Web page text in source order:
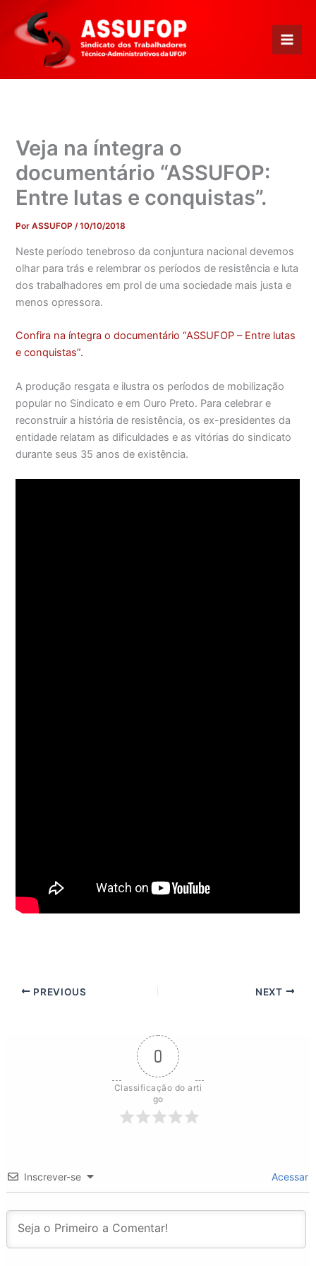
para
conteúdo
Veja na íntegra o
documentário “ASSUFOP:
Entre lutas e conquistas”.
PorASSUFOP/10/10/2018
Neste período tenebroso da conjuntura nacional devemos
olhar para trás e relembrar os períodos de resistência e luta
dos trabalhadores em prol de uma sociedade mais justa e
menos opressora.
Confira na íntegra o documentário “ASSUFOP – Entre lutas
e conquistas”.
A produção resgata e ilustra os períodos de mobilização
popular no Sindicato e em Ouro Preto. Para celebrar e
reconstruir a história de resistência, os ex-presidentes da
entidade relatam as dificuldades e as vitórias do sindicato
durante seus 35 anos de existência.
PREVIOUS NEXT
0
Classificação do arti
go
Inscrever-se Acessar